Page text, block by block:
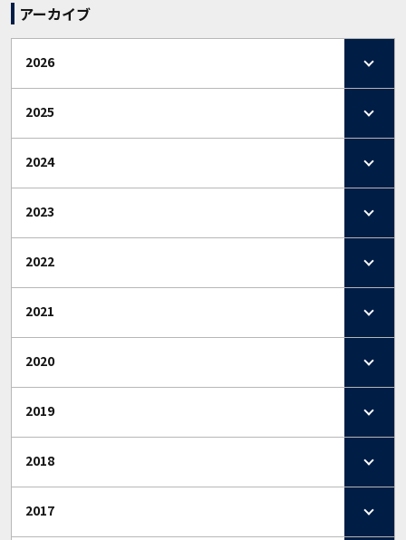
アーカイブ
2026
2025
2024
2023
2022
2021
2020
2019
2018
2017